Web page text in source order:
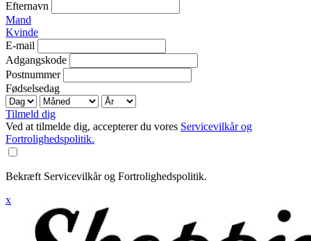
Efternavn
Mand
Kvinde
E-mail
Adgangskode
Postnummer
Fødselsedag
Tilmeld dig
Ved at tilmelde dig, accepterer du vores Servicevilkår og
Fortrolighedspolitik.
Bekræft Servicevilkår og Fortrolighedspolitik.
x